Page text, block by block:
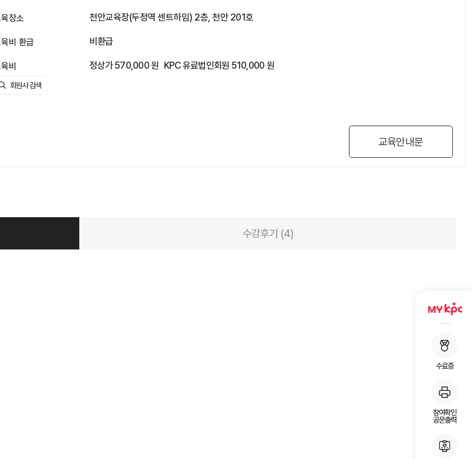
수료증
참여확인
공문출력
장소 천안교육장(두정역 센트하임) 2층, 천안 201호
비 환급 비환급
비 정상가 570,000 원 KPC 유료법인회원 510,000 원
교육안내문
수강후기 (4)